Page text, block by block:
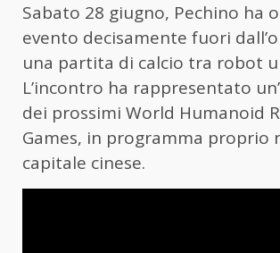
Sabato 28 giugno, Pechino ha
evento decisamente fuori
una partita di calcio tra robot
L’incontro ha rappresentato
dei prossimi World Humanoid
Games, in programma proprio
capitale cinese.